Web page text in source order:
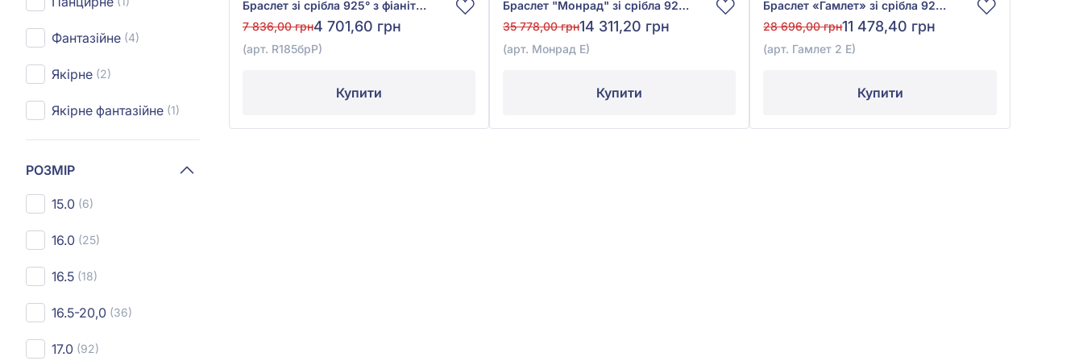
Фантазійне (4)
Якірне (2)
Якірне фантазійне (1)
РОЗМІР
15.0 (6)
16.0 (25)
16.5 (18)
16.5-20,0 (36)
17.0 (92)
Браслет зі срібла 925° з фіанітом/куб.цирконієм, арт. R185брР
7 836,00 грн4 701,60 грн
(арт. R185брР)
Купити
Браслет "Монрад" зі срібла 925° без вставки, арт. Монрад Е
35 778,00 грн14 311,20 грн
(арт. Монрад Е)
Купити
Браслет «Гамлет» зі срібла 925°, арт. Гамлет 2 Е
28 696,00 грн11 478,40 грн
(арт. Гамлет 2 Е)
Купити